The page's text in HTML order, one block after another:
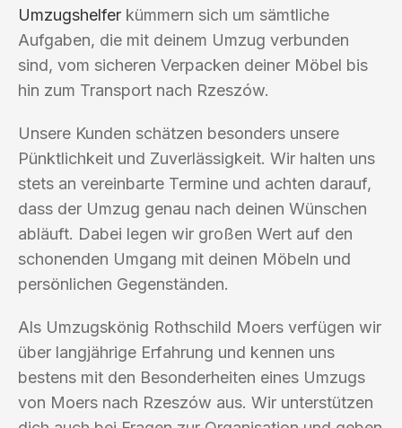
Umzugshelfer kümmern sich um sämtliche
Aufgaben, die mit deinem Umzug verbunden
sind, vom sicheren Verpacken deiner Möbel bis
hin zum Transport nach Rzeszów.
Unsere Kunden schätzen besonders unsere
Pünktlichkeit und Zuverlässigkeit. Wir halten uns
stets an vereinbarte Termine und achten darauf,
dass der Umzug genau nach deinen Wünschen
abläuft. Dabei legen wir großen Wert auf den
schonenden Umgang mit deinen Möbeln und
persönlichen Gegenständen.
Als Umzugskönig Rothschild Moers verfügen wir
über langjährige Erfahrung und kennen uns
bestens mit den Besonderheiten eines Umzugs
von Moers nach Rzeszów aus. Wir unterstützen